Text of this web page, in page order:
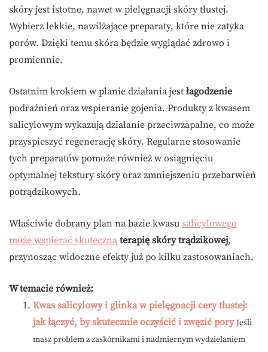
skóry jest istotne, nawet w pielęgnacji skóry tłustej.
Wybierz lekkie, nawilżające preparaty, które nie zatyka
porów. Dzięki temu skóra będzie wyglądać zdrowo i
promiennie.
Ostatnim krokiem w planie działania jest łagodzenie
podrażnień oraz wspieranie gojenia. Produkty z kwasem
salicylowym wykazują działanie przeciwzapalne, co może
przyspieszyć regenerację skóry. Regularne stosowanie
tych preparatów pomoże również w osiągnięciu
optymalnej tekstury skóry oraz zmniejszeniu przebarwień
potrądzikowych.
Właściwie dobrany plan na bazie kwasu salicylowego
może wspierać skuteczną terapię skóry trądzikowej,
przynosząc widoczne efekty już po kilku zastosowaniach.
W temacie również:
Kwas salicylowy i glinka w pielęgnacji cery tłustej:
jak łączyć, by skutecznie oczyścić i zwęzić pory Jeśli
masz problem z zaskórnikami i nadmiernym wydzielaniem